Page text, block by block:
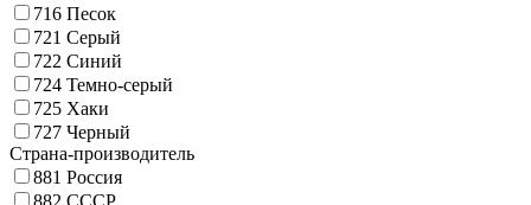
716 Песок
721 Серый
722 Синий
724 Темно-серый
725 Хаки
727 Черный
Страна-производитель
881 Россия
882 СССР